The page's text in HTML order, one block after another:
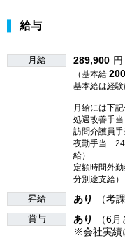
給与
月給 289,900 円
（基本給
基本給は経験
月給には下
処遇改善手
訪問介護員
夜勤手当
給）
定額時間外
分別途支給）
昇給 あり （考
賞与 あり
（6
※会社実績